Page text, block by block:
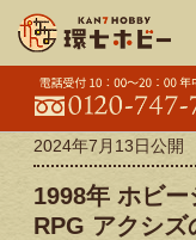
2024年7月13日公開
1998年 ホビ
RPG アクシ